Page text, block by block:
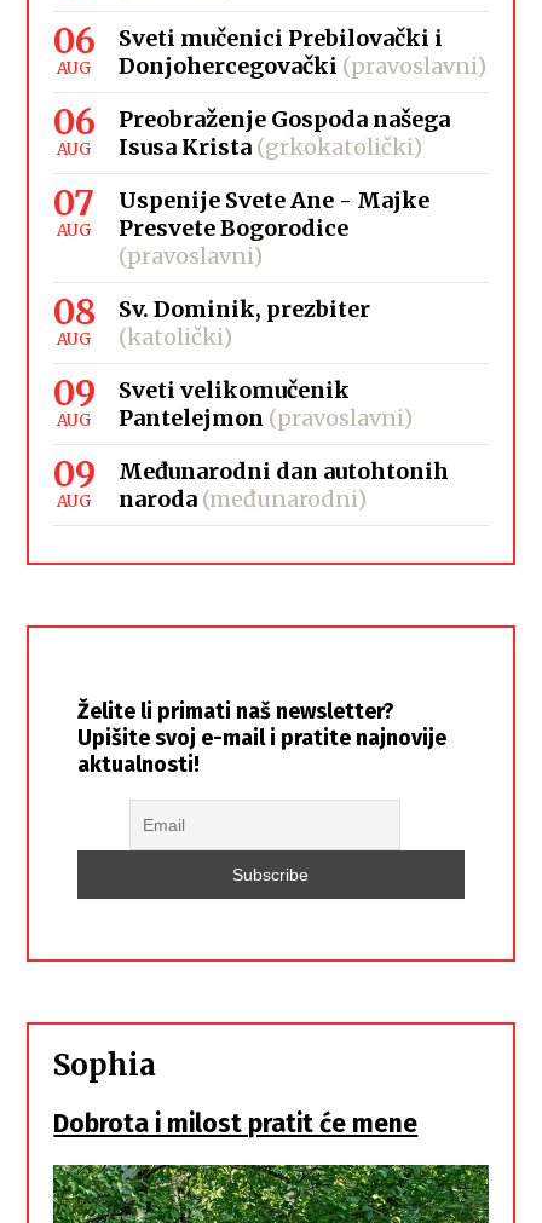
06
AUG
Sveti mučenici Prebilovački i
Donjohercegovački (pravoslavni)
06
AUG
Preobraženje Gospoda našega
Isusa Krista (grkokatolički)
07
AUG
Uspenije Svete Ane - Majke
Presvete Bogorodice
(pravoslavni)
08
AUG
Sv. Dominik, prezbiter
(katolički)
09
AUG
Sveti velikomučenik
Pantelejmon (pravoslavni)
09
AUG
Međunarodni dan autohtonih
naroda (međunarodni)
Želite li primati naš newsletter?
Upišite svoj e-mail i pratite najnovije
aktualnosti!
Sophia
Dobrota i milost pratit će mene